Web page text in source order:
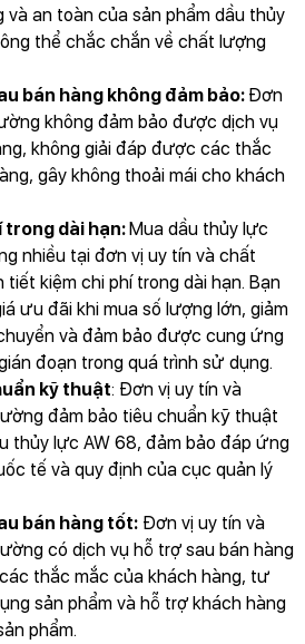
an toàn của sản phẩm dầu thủy
thể chắc chắn về chất lượng
bán hàng không đảm bảo: Đơn
không đảm bảo được dịch vụ
không giải đáp được các thắc
gây không thoải mái cho khách
trong dài hạn:Mua dầu thủy lực
nhiều tại đơn vị uy tín và chất
tiết kiệm chi phí trong dài hạn. Bạn
ưu đãi khi mua số lượng lớn, giảm
và đảm bảo được cung ứng
đoạn trong quá trình sử dụng.
kỹ thuật: Đơn vị uy tín và
đảm bảo tiêu chuẩn kỹ thuật
thủy lực AW 68, đảm bảo đáp ứng
tế và quy định của cục quản lý
bán hàng tốt: Đơn vị uy tín và
có dịch vụ hỗ trợ sau bán hàng
thắc mắc của khách hàng, tư
sản phẩm và hỗ trợ khách hàng
phẩm.